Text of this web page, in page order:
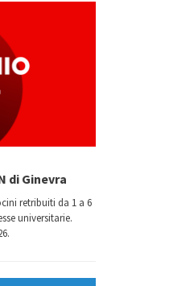
di Ginevra
retribuiti da 1 a 6
universitarie.